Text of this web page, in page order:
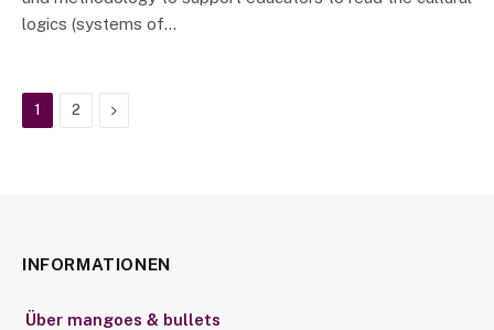
logics (systems of…
1 2 Next
INFORMATIONEN
Über mangoes & bullets